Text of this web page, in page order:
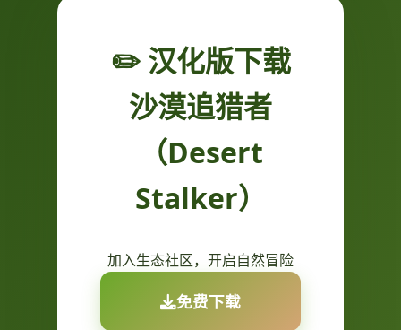
✏️ 汉化版下载
沙漠追猎者
（Desert
Stalker）
加入生态社区，开启自然冒险
免费下载